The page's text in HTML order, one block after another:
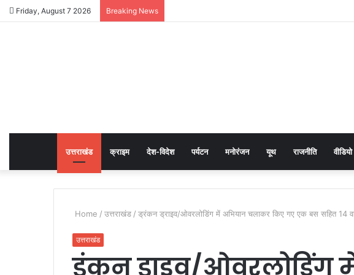
Friday, August 7 2026 Breaking News
उत्तराखंड क्राइम देश-विदेश पर्यटन मनोरंजन यूथ राजनीति वीडियो
Home / उत्तराखंड / ड्रंकन ड्राइव/ओवरलोडिंग में अभियान चलाकर किए गए एक बस सहित 14
उत्तराखंड
ड्रंकन ड्राइव/ओवरलोडिंग